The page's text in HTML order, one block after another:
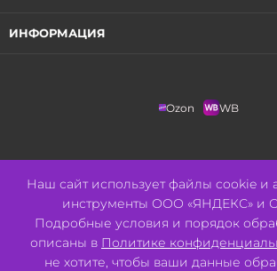
ИНФОРМАЦИЯ
Ozon WB
info@tvoypulse.ru
г. Барнаул
Наш сайт использует файлы cookie и
инструменты ООО «ЯНДЕКС» и
Подробные условия и порядок
описаны в Политике
не хотите, чтобы ваши данные